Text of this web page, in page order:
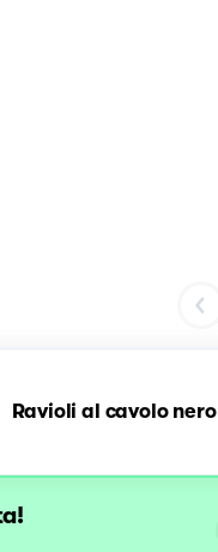
Ravioli al cavolo nero